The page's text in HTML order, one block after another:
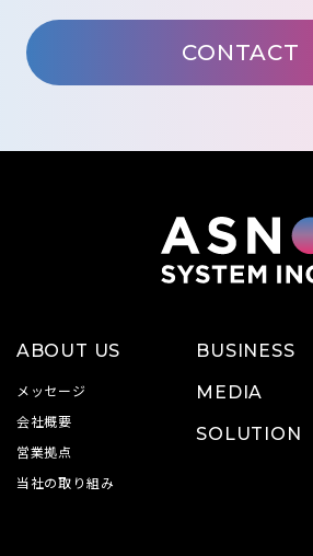
CONTACT
ABOUT US
メッセージ
会社概要
営業拠点
当社の取り組み
BUSINESS
MEDIA
SOLUTION